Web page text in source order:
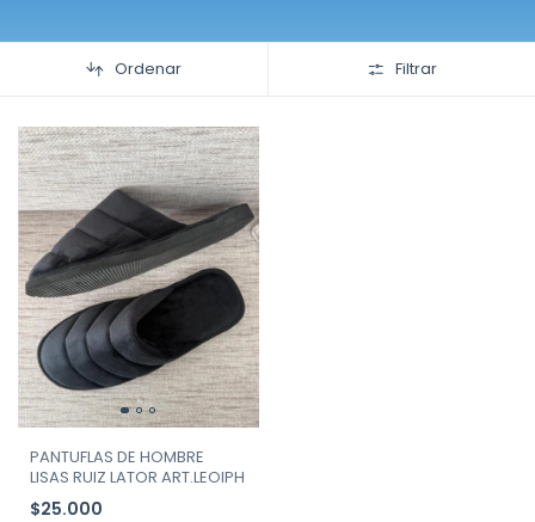
Ordenar Filtrar
PANTUFLAS DE HOMBRE
LISAS RUIZ LATOR ART.LEOIPH
$25.000